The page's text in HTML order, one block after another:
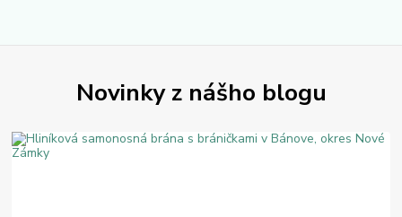
Novinky z nášho blogu